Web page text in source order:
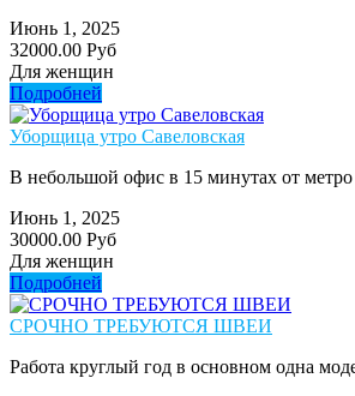
Июнь 1, 2025
32000.00 Руб
Для женщин
Подробней
Уборщица утро Савеловская
В небольшой офис в 15 минутах от метро
Июнь 1, 2025
30000.00 Руб
Для женщин
Подробней
СРОЧНО ТРЕБУЮТСЯ ШВЕИ
Работа круглый год в основном одна